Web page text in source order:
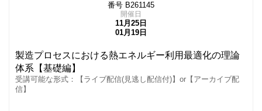
番号 B261145
開催日
11月25日
01月19日
製造プロセスにおける熱エネルギー利用最適化の理論
体系【基礎編】
受講可能な形式：【ライブ配信(見逃し配信付)】or【アーカイブ配
信】